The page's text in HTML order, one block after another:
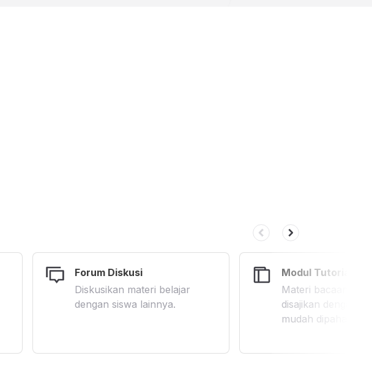
Forum Diskusi
Diskusikan materi belajar
dengan siswa lainnya.
Modul Tutorial
Materi bacaan
disajikan dengan
mudah dipahami.